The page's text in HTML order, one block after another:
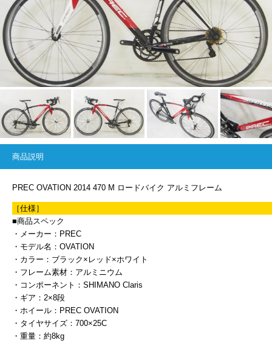
商品説明
PREC OVATION 2014 470 M ロードバイク アルミフレーム
［仕様］
■商品スペック
・メーカー：PREC
・モデル名：OVATION
・カラー：ブラック×レッド×ホワイト
・フレーム素材：アルミニウム
・コンポーネント：SHIMANO Claris
・ギア：2×8段
・ホイール：PREC OVATION
・タイヤサイズ：700×25C
・重量：約8kg